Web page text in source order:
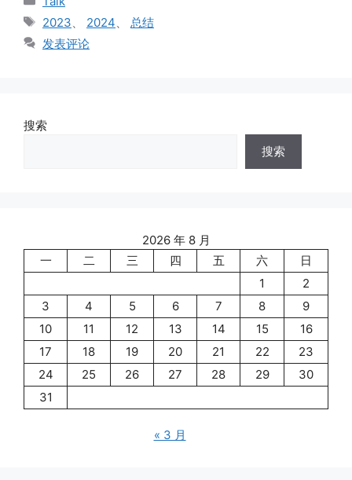
类
标
签
2023 2024
总结
发表评论
搜索
搜索
2026 年 8 月
一
二 三 四 五 六
日
1
2
3
4 5 6 7 8
9
10
11 12 13 14 15
16
17
18 19 20 21 22
23
24
25 26 27 28 29
30
31
« 3 月